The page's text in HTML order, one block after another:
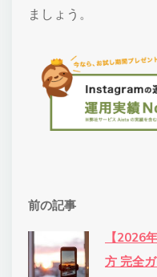
ましょう。
前の記事
【2026
方 完全